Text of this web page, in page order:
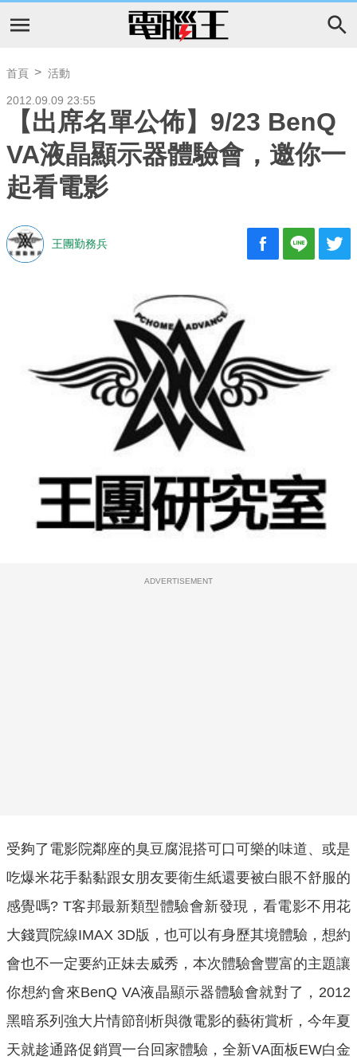
首頁 活動
2012.09.09 23:55
【出席名單公佈】9/23 BenQ
VA液晶顯示器體驗會，邀你一
起看電影
王團勤務兵
ADVERTISEMENT
受夠了電影院鄰座的臭豆腐混搭可口可樂的味道、或是
吃爆米花手黏黏跟女朋友要衛生紙還要被白眼不舒服的
感覺嗎? T客邦最新類型體驗會新發現，看電影不用花
大錢買院線IMAX 3D版，也可以有身歷其境體驗，想約
會也不一定要約正妹去威秀，本次體驗會豐富的主題讓
你想約會來BenQ VA液晶顯示器體驗會就對了，2012
黑暗系列強大片情節剖析與微電影的藝術賞析，今年夏
天就趁通路促銷買一台回家體驗，全新VA面板EW白金